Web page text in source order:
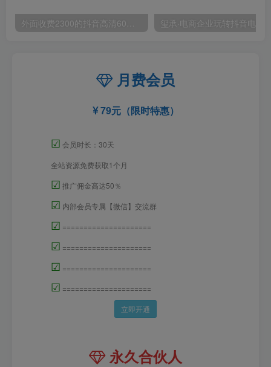
月费会员
79元（限时特惠）
☑ 会员时长：30天
全站资源免费获取1个月
☑ 推广佣金高达50％
☑ 内部会员专属【微信】交流群
☑ =====================
☑ =====================
☑ =====================
☑ =====================
立即开通
永久合伙人